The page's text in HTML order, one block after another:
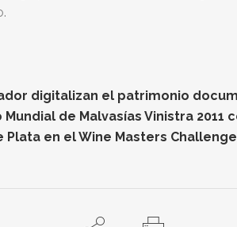
digitalizan el patrimonio
de Malvasías Vinistra 2011
en el Wine Masters